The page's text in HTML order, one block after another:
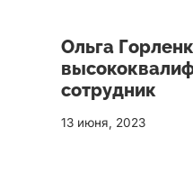
Ольга
сотрудник
13 июня, 2023